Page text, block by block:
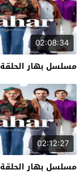
02:08:34
مسلسل بهار الحلقة 56
02:12:27
مسلسل بهار الحلقة 54